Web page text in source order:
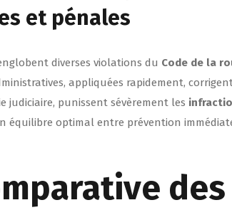
et pénales
diverses violations du Code de la
appliquées rapidement,
judiciaire, punissent sévèrement les
équilibre optimal entre prévention